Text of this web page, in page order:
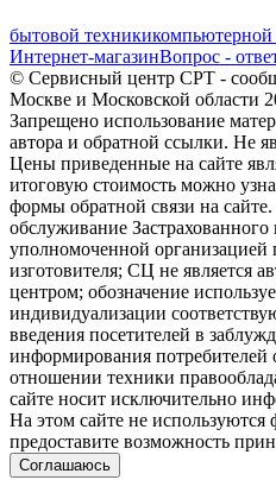
бытовой техникикомпьютерной
Интернет-магазинВопрос -
© Сервисный центр СРТ -
Москве и Московской области
Запрещено использование
автора и обратной ссылки. Не
Цены приведенные на сайте
итоговую стоимость можно
формы обратной связи на
обслуживание
уполномоченной организацией
изготовителя; СЦ не является
центром; обозначение
индивидуализации
введения посетителей в
информирования потребителей
отношении техники
сайте носит исключительно
На этом сайте не используются
предоставите возможность
Соглашаюсь